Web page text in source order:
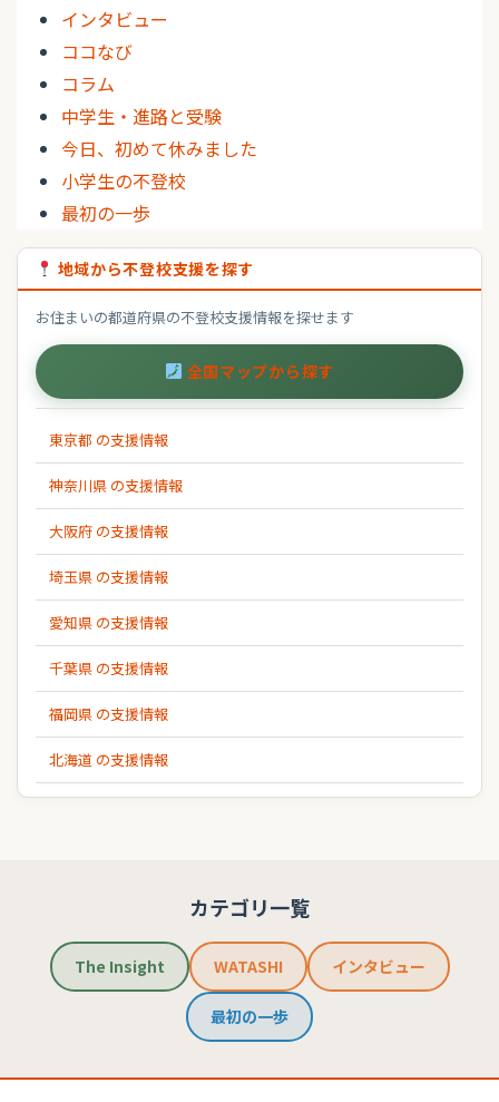
インタビュー
ココなび
コラム
中学生・進路と受験
今日、初めて休みました
小学生の不登校
最初の一歩
地域から不登校支援を探す
お住まいの都道府県の不登校支援情報を探せます
全国マップから探す
東京都 の支援情報
神奈川県 の支援情報
大阪府 の支援情報
埼玉県 の支援情報
愛知県 の支援情報
千葉県 の支援情報
福岡県 の支援情報
北海道 の支援情報
カテゴリ一覧
The Insight WATASHI インタビュー
最初の一歩